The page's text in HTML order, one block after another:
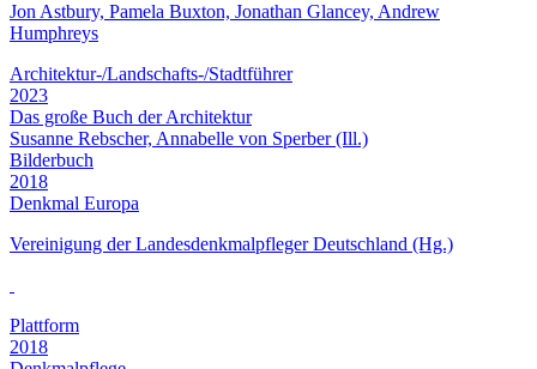
Jon Astbury, Pamela Buxton, Jonathan Glancey, Andrew
Humphreys
Architektur-/Landschafts-/Stadtführer
2023
Das große Buch der Architektur
Susanne Rebscher, Annabelle von Sperber (Ill.)
Bilderbuch
2018
Denkmal Europa
Vereinigung der Landesdenkmalpfleger Deutschland (Hg.)
Plattform
2018